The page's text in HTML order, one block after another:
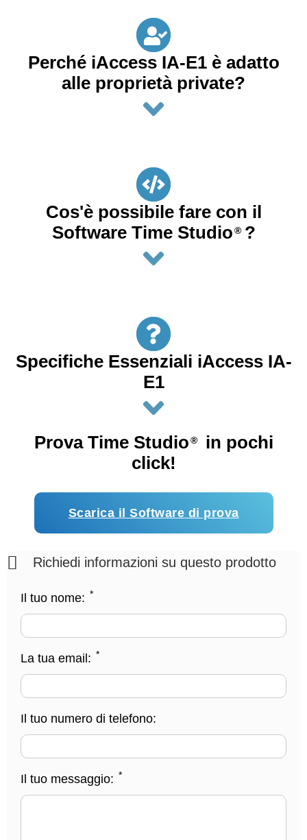
Perché iAccess IA-E1 è adatto
alle proprietà private?
Cos'è possibile fare con il
Software Time Studio® ?
Specifiche Essenziali iAccess IA-
E1
Prova Time Studio®
in pochi
click!
Scarica il Software di prova
Richiedi informazioni su questo prodotto
Il tuo nome: *
La tua email: *
Il tuo numero di telefono:
Il tuo messaggio: *